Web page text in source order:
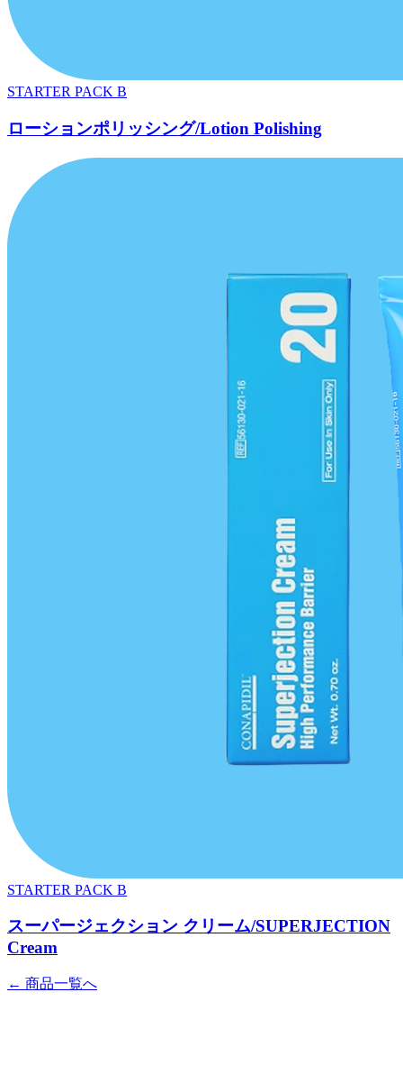
STARTER PACK B
ローションポリッシング/Lotion Polishing
STARTER PACK B
スーパージェクション クリーム/SUPERJECTION
Cream
← 商品一覧へ